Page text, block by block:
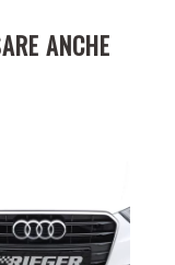
ANCHE